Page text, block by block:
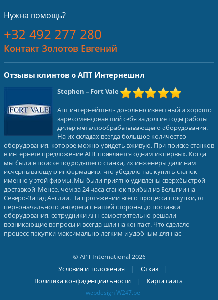
Нужна помощь?
+32 492 277 280
Контакт Золотов Евгений
Отзывы клинтов о АПТ Интернешнл
Stephen – Fort Vale
Апт интернейшнл - довольно известный и хорошо
зарекомендовавший себя за долгие годы работы
дилер металлообрабатывающего оборудования.
На их складах всегда большое количество
оборудования, которое можно увидеть вживую. При поиске станков
в интернете предложение АПТ появляется одним из первых. Когда
мы были в поиске подходящего станка, их инженеры дали нам
исчерпывающую информацию, что убедило нас купить станок
именно у этой фирмы. Мы были приятно удивлены сверхбыстрой
доставкой. Менее, чем за 24 часа станок прибыл из Бельгии на
Северо-Запад Англии. На протяжении всего процесса покупки, от
первоначального интереса с нашей стороны до поставки
оборудования, сотрудники АПТ самостоятельно решали
возникающие вопросы и всегда шли на контакт. Что сделало
процесс покупки максимально легким и удобным для нас.
© APT International 2026
Условия и положения
Отказ
Политика конфиденциальности
Карта сайта
webdesign W247.be